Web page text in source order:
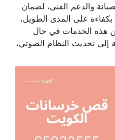
والدعم الفني، لضمان
على المدى الطويل،
هذه الخدمات في حال
تحديث النظام الصوتي،